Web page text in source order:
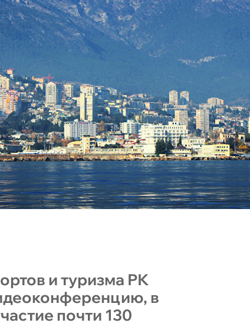
и туризма РК
в
почти 130